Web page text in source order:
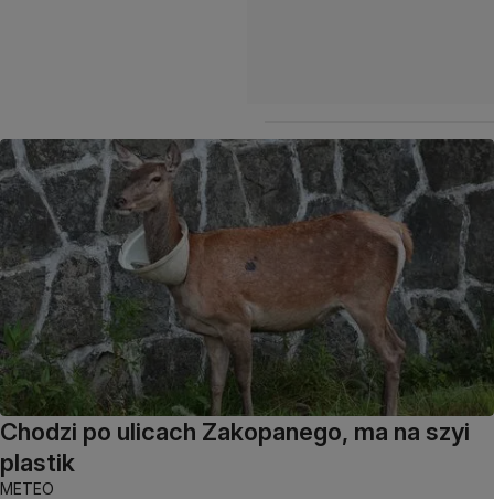
Chodzi po ulicach Zakopanego, ma na szyi
plastik
METEO